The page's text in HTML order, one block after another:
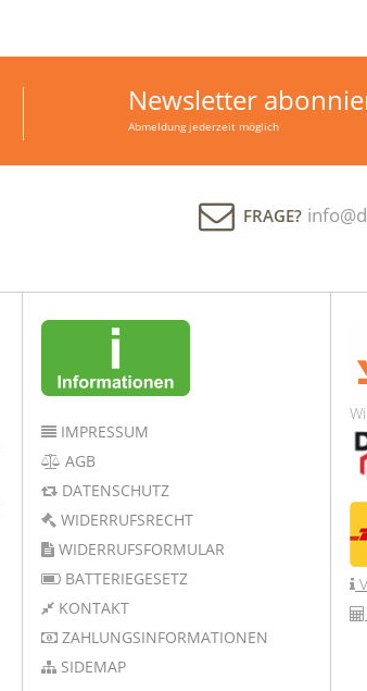
Newsletter
Abmeldung jederzeit möglich
FRAGE?
IMPRESSUM
AGB
DATENSCHUTZ
WIDERRUFSRECHT
WIDERRUFSFORMULAR
BATTERIEGESETZ
KONTAKT
ZAHLUNGSINFORMATIONEN
SIDEMAP